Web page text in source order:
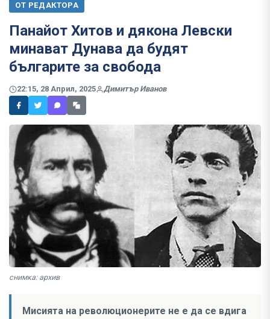
ОТ РЕДАКТОРА
Панайот Хитов и дякона Левски
минават Дунава да будят
българите за свобода
22:15, 28 Април, 2025 Димитър Иванов
снимка: архив
Мисията на революционерите не е да се вдига